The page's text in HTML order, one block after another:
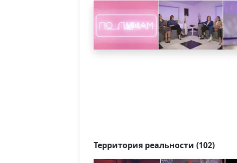
Территория реальности (102)